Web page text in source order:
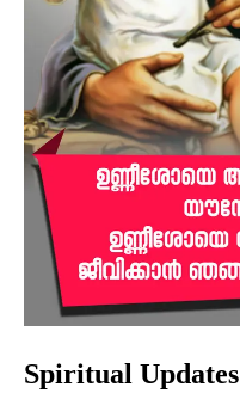
Spiritual Updates